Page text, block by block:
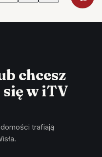
chcesz
w iTV
trafiają